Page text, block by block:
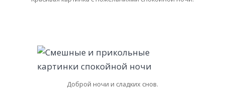
Доброй ночи и сладких снов.